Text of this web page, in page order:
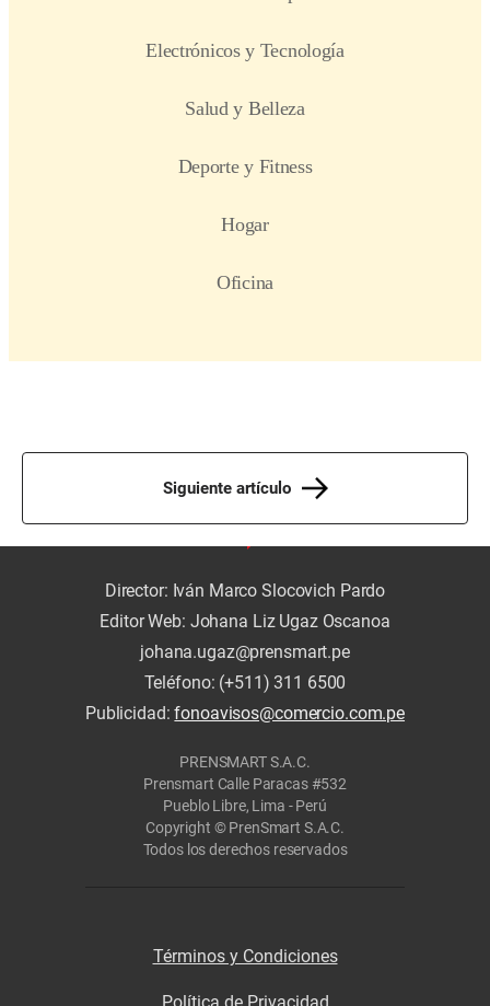
Siguiente artículo
Director: Iván Marco Slocovich Pardo
Editor Web: Johana Liz Ugaz Oscanoa
johana.ugaz@prensmart.pe
Teléfono: (+511) 311 6500
Publicidad:fonoavisos@comercio.com.pe
PRENSMART S.A.C.
Prensmart Calle Paracas #532
Pueblo Libre, Lima - Perú
Copyright © PrenSmart S.A.C.
Todos los derechos reservados
Términos y Condiciones